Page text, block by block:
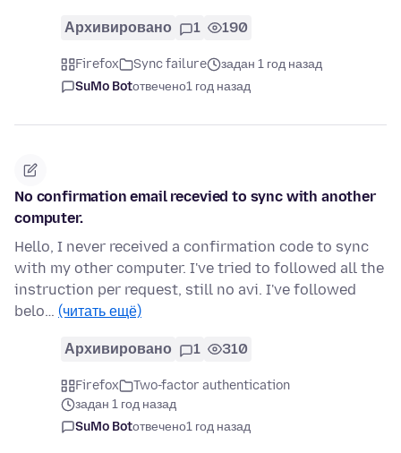
Архивировано 1 190
Firefox Sync failure
задан 1 год назад
SuMo Botотвечено1 год назад
No confirmation email recevied to sync with another
computer.
Hello, I never received a confirmation code to sync
with my other computer. I've tried to followed all the
instruction per request, still no avi. I've followed
belo… (читать ещё)
Архивировано 1 310
Firefox
Two-factor authentication
задан 1 год назад
SuMo Botотвечено1 год назад